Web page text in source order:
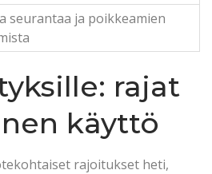
seurantaa ja poikkeamien
rajat
käyttö
rajoitukset heti,